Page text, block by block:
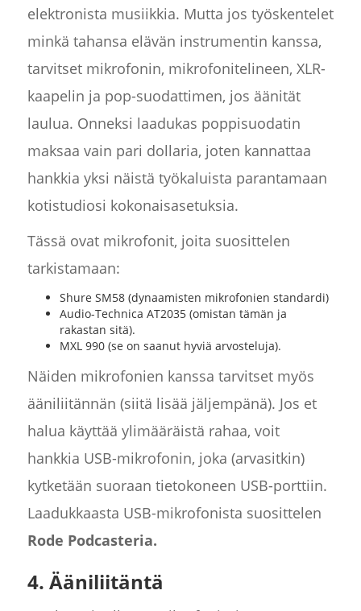
elektronista musiikkia. Mutta jos työskentelet
minkä tahansa elävän instrumentin kanssa,
tarvitset mikrofonin, mikrofonitelineen, XLR-
kaapelin ja pop-suodattimen, jos äänität
laulua. Onneksi laadukas poppisuodatin
maksaa vain pari dollaria, joten kannattaa
hankkia yksi näistä työkaluista parantamaan
kotistudiosi kokonaisasetuksia.
Tässä ovat mikrofonit, joita suosittelen
tarkistamaan:
Shure SM58 (dynaamisten mikrofonien standardi)
Audio-Technica AT2035 (omistan tämän ja
rakastan sitä).
MXL 990 (se on saanut hyviä arvosteluja).
Näiden mikrofonien kanssa tarvitset myös
ääniliitännän (siitä lisää jäljempänä). Jos et
halua käyttää ylimääräistä rahaa, voit
hankkia USB-mikrofonin, joka (arvasitkin)
kytketään suoraan tietokoneen USB-porttiin.
Laadukkaasta USB-mikrofonista suosittelen
Rode Podcasteria.
4. Ääniliitäntä